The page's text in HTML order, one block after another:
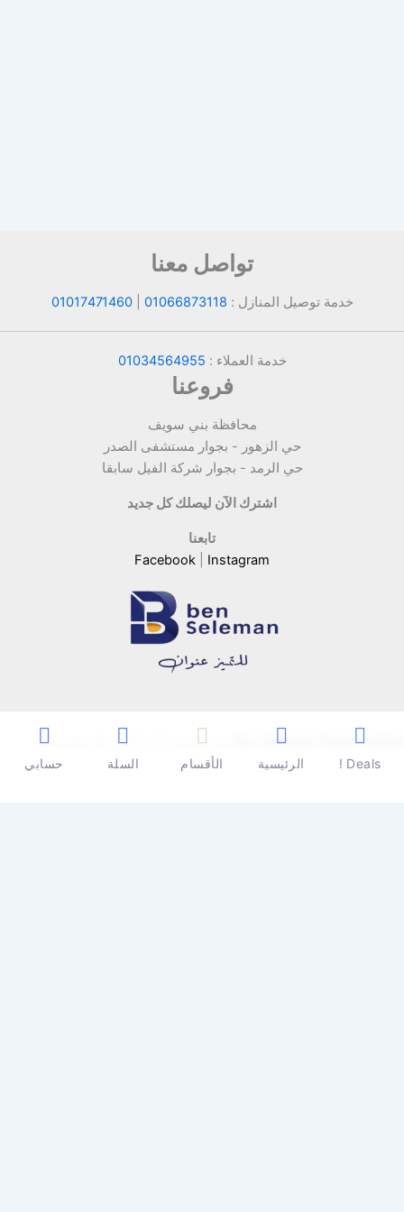
تواصل معنا
خدمة توصيل المنازل : 01066873118
|
01017471460
خدمة العملاء : 01034564955
فروعنا
محافظة بني سويف
حي الزهور - بجوار مستشفى الصدر
حي الرمد - بجوار شركة الفيل سابقا
اشترك الآن ليصلك كل جديد
تابعنا
Facebook
Instagram
Copyright © 2026 | Powered by Ben Seleman Hypermarket
Deals ! الرئيسية الأقسام السلة حسابي